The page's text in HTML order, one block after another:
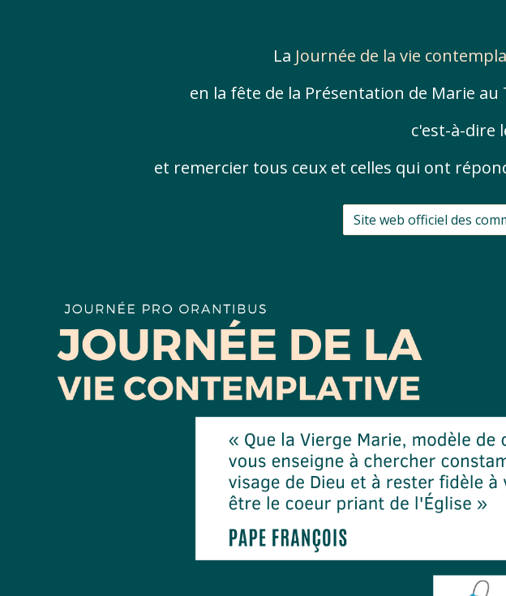
La Journée de la vie
en la fête de la Présentation de Marie
c'est-à-dire
et remercier tous ceux et celles qui ont
Site web officiel des